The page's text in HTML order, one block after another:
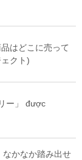
はどこに売って
クト)
ー」 được
なかなか踏み出せ